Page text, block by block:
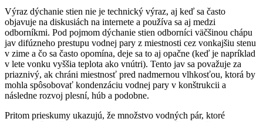
Výraz dýchanie stien nie je technický výraz, aj keď sa často
objavuje na diskusiách na internete a používa sa aj medzi
odborníkmi. Pod pojmom dýchanie stien odborníci väčšinou chápu
jav difúzneho prestupu vodnej pary z miestnosti cez vonkajšiu stenu
v zime a čo sa často opomína, deje sa to aj opačne (keď je napríklad
v lete vonku vyššia teplota ako vnútri). Tento jav sa považuje za
priaznivý, ak chráni miestnosť pred nadmernou vlhkosťou, ktorá by
mohla spôsobovať kondenzáciu vodnej pary v konštrukcii a
následne rozvoj plesní, húb a podobne.
Pritom prieskumy ukazujú, že množstvo vodných pár, ktoré